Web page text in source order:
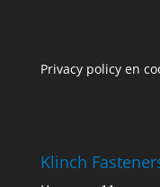
Privacy policy en
Klinch